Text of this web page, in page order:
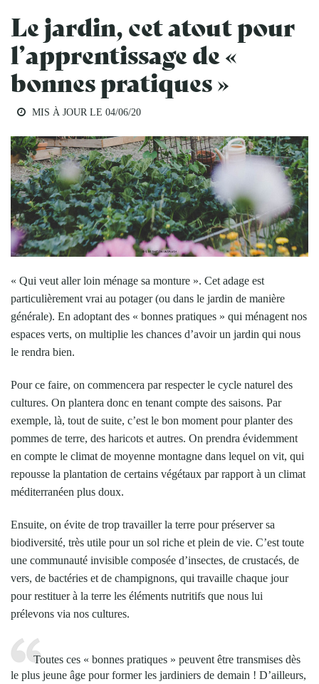
Le jardin, cet atout pour
l’apprentissage de «
bonnes pratiques »
MIS À JOUR LE 04/06/20
« Qui veut aller loin ménage sa monture ». Cet adage est
particulièrement vrai au potager (ou dans le jardin de manière
générale). En adoptant des « bonnes pratiques » qui ménagent nos
espaces verts, on multiplie les chances d’avoir un jardin qui nous
le rendra bien.
Pour ce faire, on commencera par respecter le cycle naturel des
cultures. On plantera donc en tenant compte des saisons. Par
exemple, là, tout de suite, c’est le bon moment pour planter des
pommes de terre, des haricots et autres. On prendra évidemment
en compte le climat de moyenne montagne dans lequel on vit, qui
repousse la plantation de certains végétaux par rapport à un climat
méditerranéen plus doux.
Ensuite, on évite de trop travailler la terre pour préserver sa
biodiversité, très utile pour un sol riche et plein de vie. C’est toute
une communauté invisible composée d’insectes, de crustacés, de
vers, de bactéries et de champignons, qui travaille chaque jour
pour restituer à la terre les éléments nutritifs que nous lui
prélevons via nos cultures.
Toutes ces « bonnes pratiques » peuvent être transmises dès
le plus jeune âge pour former les jardiniers de demain ! D’ailleurs,